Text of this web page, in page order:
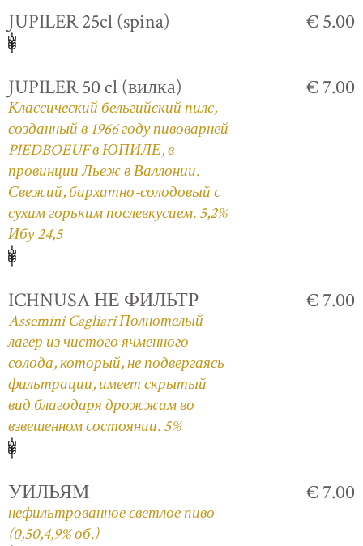
JUPILER 25cl (spina) € 5.00
JUPILER 50 cl (вилка)
Классический бельгийский пилс,
созданный в 1966 году пивоварней
PIEDBOEUF в ЮПИЛЕ, в
провинции Льеж в Валлонии.
Свежий, бархатно-солодовый с
сухим горьким послевкусием. 5,2%
Ибу 24,5
€ 7.00
ICHNUSA НЕ ФИЛЬТР
Assemini Cagliari Полнотелый
лагер из чистого ячменного
солода, который, не подвергаясь
фильтрации, имеет скрытый
вид благодаря дрожжам во
взвешенном состоянии. 5%
€ 7.00
УИЛЬЯМ
нефильтрованное светлое пиво
(0,50,4,9% об.)
€ 7.00